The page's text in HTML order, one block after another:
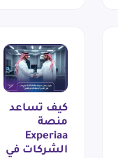
كيف تساعد
منصة
Experiaa
الشركات في